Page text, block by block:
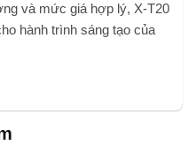
và mức giá hợp lý, X-T20
hành trình sáng tạo của